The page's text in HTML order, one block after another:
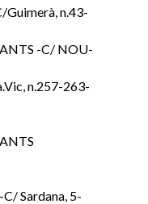
n.43-
-C/ NOU-
n.257-263-
Sardana, 5-